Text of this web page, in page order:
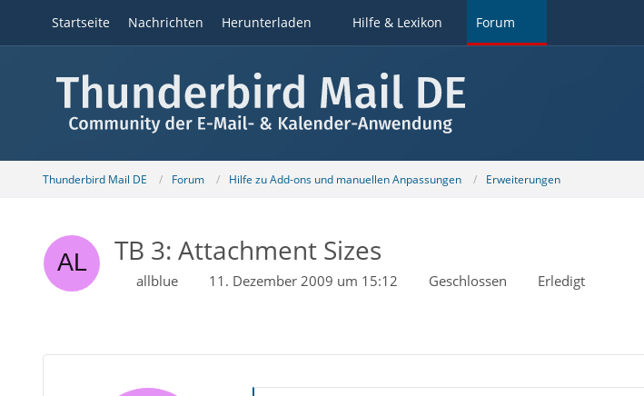
Startseite Nachrichten Herunterladen Hilfe & Lexikon Forum
Thunderbird Mail DE Forum Hilfe zu Add-ons und manuellen Anpassungen Erweiterungen
TB 3: Attachment Sizes
allblue 11. Dezember 2009 um 15:12 Geschlossen Erledigt